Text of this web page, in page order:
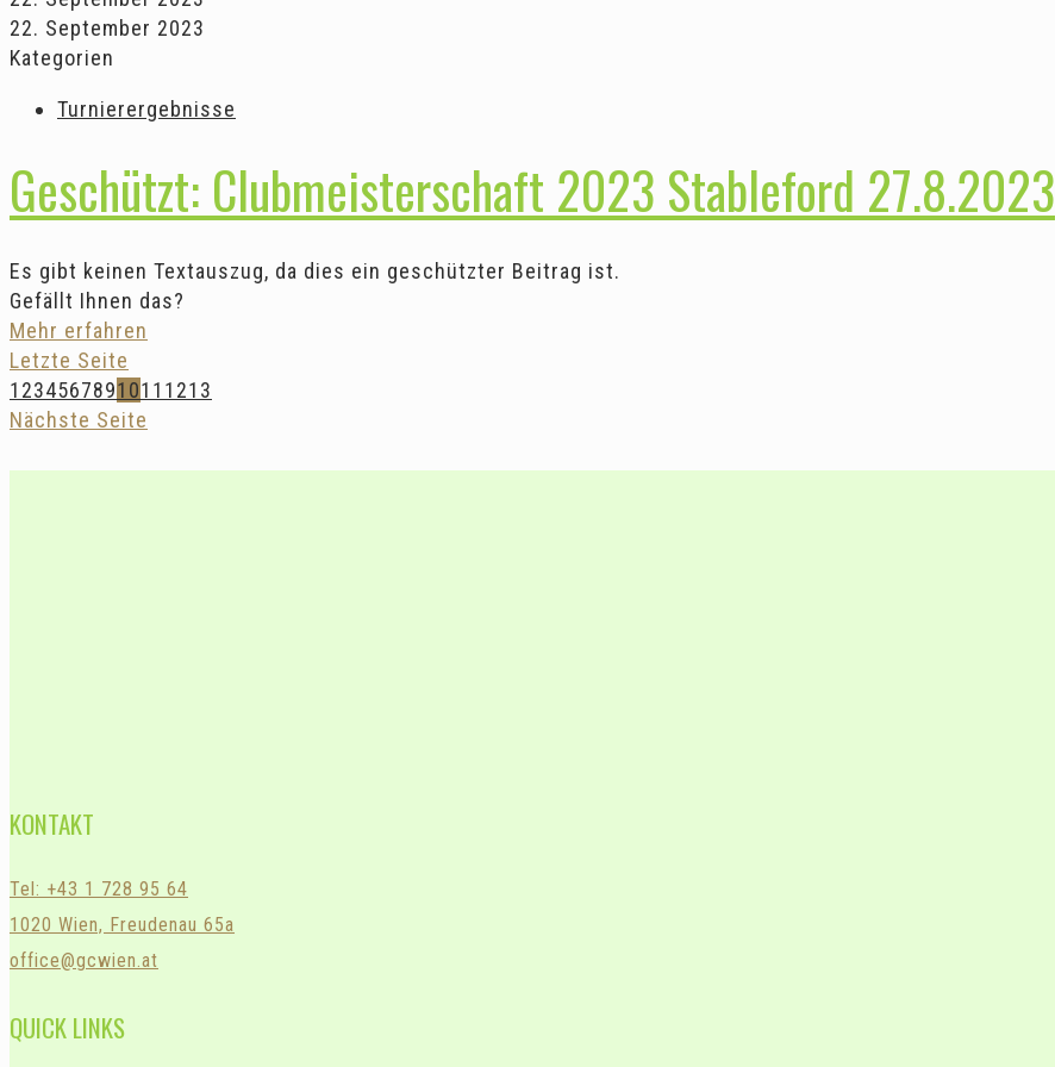
22. September 2023
Kategorien
Turnierergebnisse
Geschützt: Clubmeisterschaft 2023 Stableford 27.8.2023
Es gibt keinen Textauszug, da dies ein geschützter Beitrag ist.
Gefällt Ihnen das?
Mehr erfahren
Letzte Seite
1 234567891011 1213
Nächste Seite
KONTAKT
Tel: +43 1 728 95 64
1020 Wien, Freudenau 65a
office@gcwien.at
QUICK LINKS